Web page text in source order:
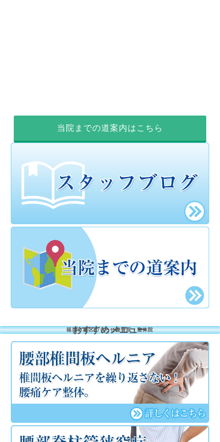
当院までの道案内はこちら
福岡市南区のくろせ整骨院・整体院
おすすめメニュー